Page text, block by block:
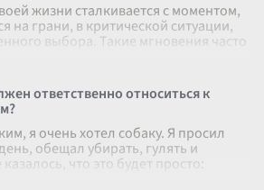
жизни сталкивается с моментом,
на грани, в критической ситуации,
выбора. Такие мгновения часто
ответственно относиться к
я очень хотел собаку. Я просил
обещал убирать, гулять и
что это будет просто:
мо